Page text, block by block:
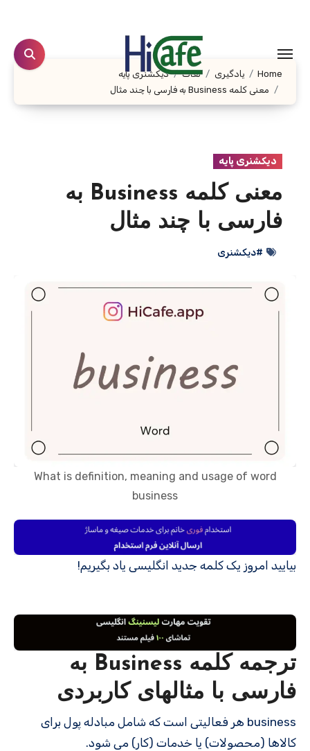
content
Home یادگیری لغات
دیکشنری پایه
معنی کلمه Business به فارسی با چند مثال
دیکشنری پایه
معنی کلمه Business به
فارسی با چند مثال
#دیکشنری
What is definition, meaning and usage of word
business
بیایید امروز یک کلمه جدید انگلیسی یاد بگیریم!
ترجمه کلمه Business به
فارسی با مثالهای کاربردی
business هر فعالیتی است که شامل مبادله پول برای
کالاها (محصولات) یا خدمات (کار) می شود.